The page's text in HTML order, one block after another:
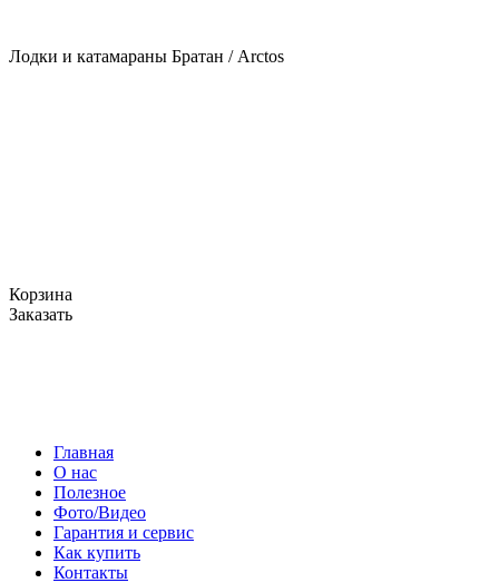
Лодки и катамараны Братан / Arctos
Корзина
Заказать
Главная
О нас
Полезное
Фото/Видео
Гарантия и сервис
Как купить
Контакты